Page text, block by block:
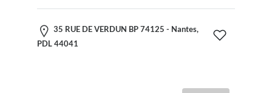
35 RUE DE VERDUN BP 74125 - Nantes,
PDL 44041